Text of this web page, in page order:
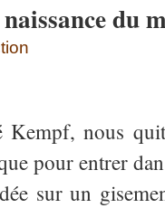
du
nous
pour entrer
sur un